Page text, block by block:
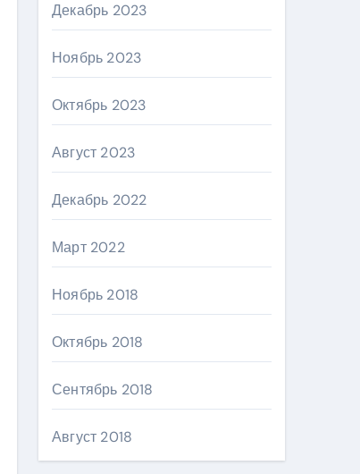
Декабрь 2023
Ноябрь 2023
Октябрь 2023
Август 2023
Декабрь 2022
Март 2022
Ноябрь 2018
Октябрь 2018
Сентябрь 2018
Август 2018